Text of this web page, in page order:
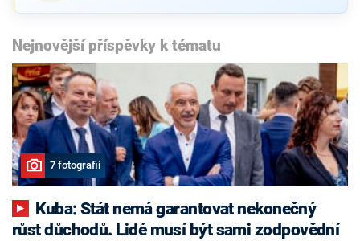
Nejnovější příspěvky k tématu
7 fotografií
růst důchodů. Lidé musí být sami zodpovědní